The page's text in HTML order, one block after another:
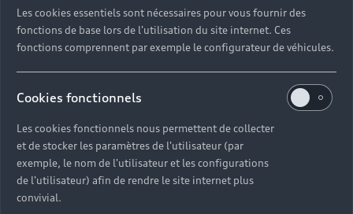
immédiatement disponibles avec Audi.
Découvrez toutes les catégories d’Audi d’occasion
Les cookies essentiels sont nécessaires pour vous fournir des
fonctions de base lors de l'utilisation du site internet. Ces
fonctions comprennent par exemple le configurateur de véhicules.
Cookies fonctionnels
Les cookies fonctionnels nous permettent de collecter
et de stocker les paramètres de l'utilisateur (par
exemple, le nom de l'utilisateur et les configurations
de l'utilisateur) afin de rendre le site internet plus
convivial.